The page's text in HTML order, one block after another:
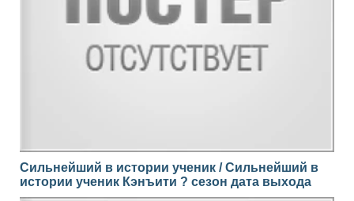
Сильнейший в истории ученик / Сильнейший в
истории ученик Кэнъити ? сезон дата выхода